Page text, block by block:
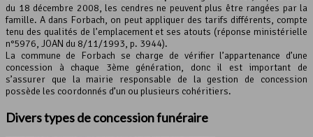
du 18 décembre 2008, les cendres ne peuvent plus être rangées par la
famille. A dans Forbach, on peut appliquer des tarifs différents, compte
tenu des qualités de l’emplacement et ses atouts (réponse ministérielle
n°5976, JOAN du 8/11/1993, p. 3944).
La commune de Forbach se charge de vérifier l’appartenance d’une
concession à chaque 3ème génération, donc il est important de
s’assurer que la mairie responsable de la gestion de concession
possède les coordonnés d’un ou plusieurs cohéritiers.
Divers types de concession funéraire